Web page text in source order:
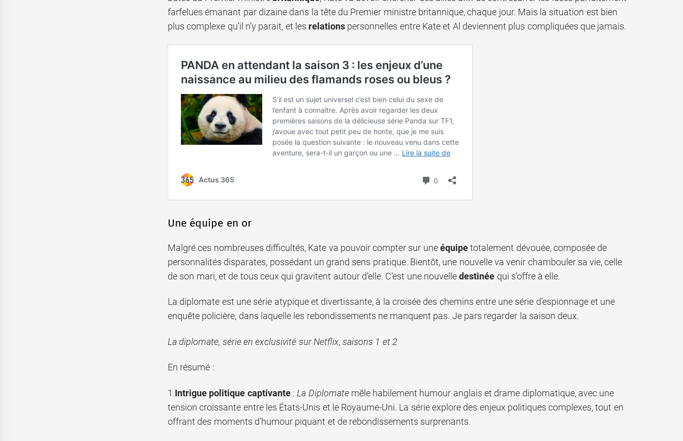
farfelues émanant par dizaine dans la tête du Premier ministre britannique, chaque jour. Mais la situation est bien
plus complexe qu’il n’y parait, et les relations personnelles entre Kate et Al deviennent plus compliquées que jamais.
Une équipe en or
Malgré ces nombreuses difficultés, Kate va pouvoir compter sur uneéquipetotalement dévouée, composée de
personnalités disparates, possédant un grand sens pratique. Bientôt, une nouvelle va venir chambouler sa vie, celle
de son mari, et de tous ceux qui gravitent autour d’elle. C’est une nouvelledestinée qui s’offre à elle.
La diplomate est une série atypique et divertissante, à la croisée des chemins entre une série d’espionnage et une
enquête policière, dans laquelle les rebondissements ne manquent pas. Je pars regarder la saison deux.
La diplomate, série en exclusivité sur Netflix, saisons 1 et 2
En résumé :
1.Intrigue politique captivante: La Diplomatemêle habilement humour anglais et drame diplomatique, avec une
tension croissante entre les États-Unis et le Royaume-Uni. La série explore des enjeux politiques complexes, tout en
offrant des moments d’humour piquant et de rebondissements surprenants.